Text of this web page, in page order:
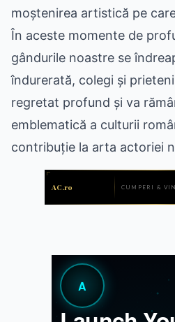
moștenirea artistică pe
În aceste momente de
gândurile noastre se
îndurerată, colegi și
regretat profund și va
emblematică a culturii
contribuție la arta actoriei